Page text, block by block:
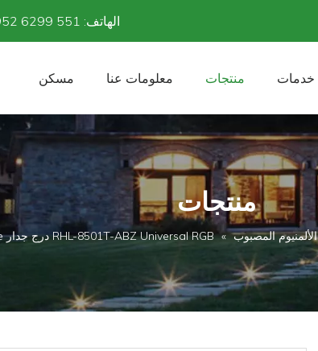
الهاتف: 551 6299 1952 86 + البريد الإلكتروني:
خدمات منتجات معلومات عنا مسكن
منتجات
الألمنيوم المصبوب » RHL-8501T-ABZ Universal RGB درج جدار LED Hardscape ضوء